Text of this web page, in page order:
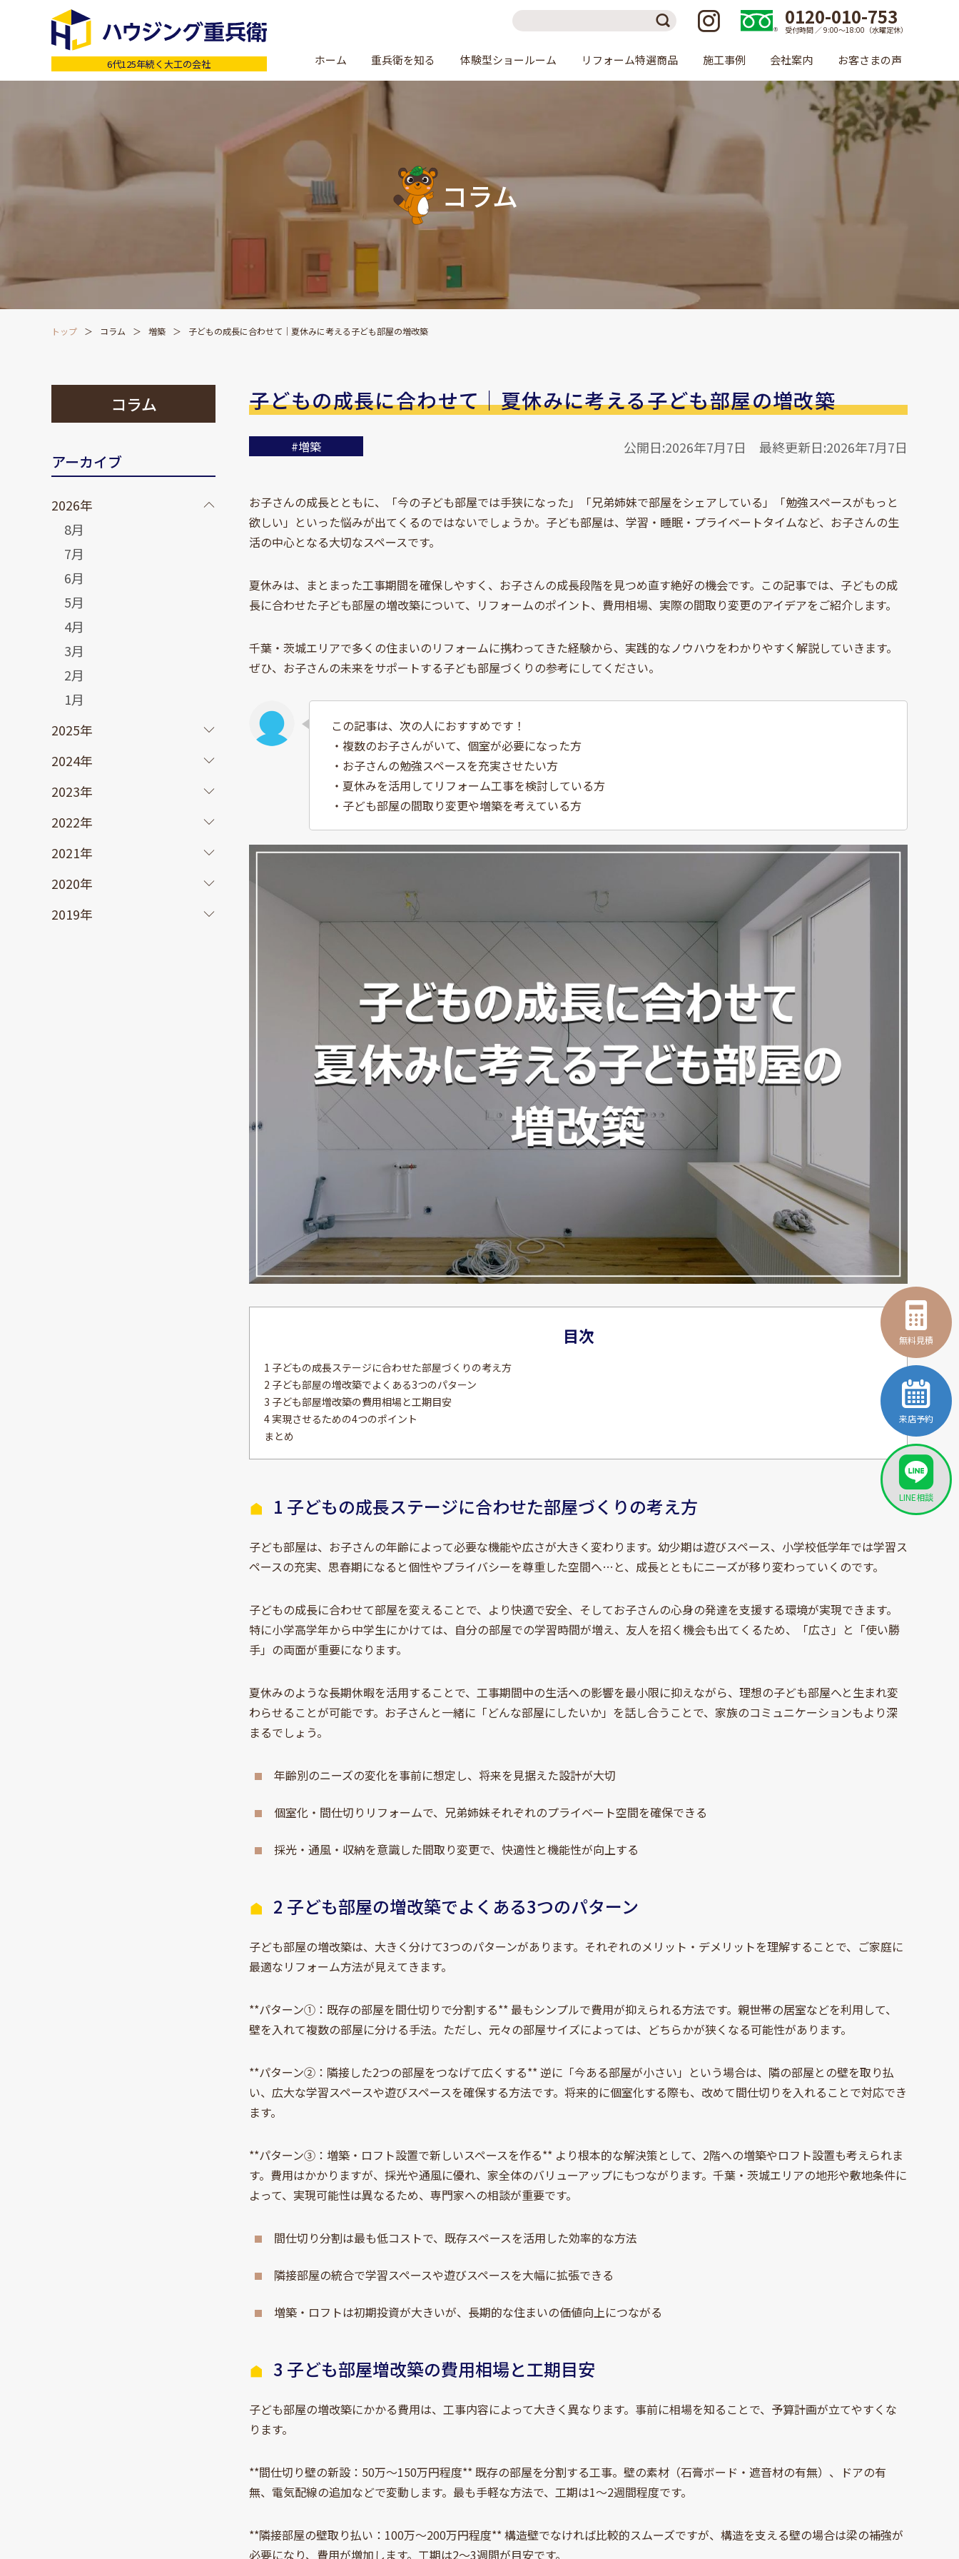
6代125年続く大工の会社
0120-010-753
受付時間 ／ 9:00〜18:00（水曜定休）
ホーム 重兵衛を知る 体験型ショールーム リフォーム特選商品 施工事例 会社案内 お客さまの声
コラム
トップ コラム 増築 子どもの成長に合わせて｜夏休みに考える子ども部屋の増改築
子どもの成長に合わせて｜夏休みに考える子ども部屋の増改築
#増築 公開日:2026年7月7日 最終更新日:2026年7月7日
お子さんの成長とともに、「今の子ども部屋では手狭になった」「兄弟姉妹で部屋をシェアしている」「勉強スペースがもっと
欲しい」といった悩みが出てくるのではないでしょうか。子ども部屋は、学習・睡眠・プライベートタイムなど、お子さんの生
活の中心となる大切なスペースです。
夏休みは、まとまった工事期間を確保しやすく、お子さんの成長段階を見つめ直す絶好の機会です。この記事では、子どもの成
長に合わせた子ども部屋の増改築について、リフォームのポイント、費用相場、実際の間取り変更のアイデアをご紹介します。
千葉・茨城エリアで多くの住まいのリフォームに携わってきた経験から、実践的なノウハウをわかりやすく解説していきます。
ぜひ、お子さんの未来をサポートする子ども部屋づくりの参考にしてください。
この記事は、次の人におすすめです！
・複数のお子さんがいて、個室が必要になった方
・お子さんの勉強スペースを充実させたい方
・夏休みを活用してリフォーム工事を検討している方
・子ども部屋の間取り変更や増築を考えている方
目次
1 子どもの成長ステージに合わせた部屋づくりの考え方
2 子ども部屋の増改築でよくある3つのパターン
3 子ども部屋増改築の費用相場と工期目安
4 実現させるための4つのポイント
まとめ
1 子どもの成長ステージに合わせた部屋づくりの考え方
子ども部屋は、お子さんの年齢によって必要な機能や広さが大きく変わります。幼少期は遊びスペース、小学校低学年では学習ス
ペースの充実、思春期になると個性やプライバシーを尊重した空間へ…と、成長とともにニーズが移り変わっていくのです。
子どもの成長に合わせて部屋を変えることで、より快適で安全、そしてお子さんの心身の発達を支援する環境が実現できます。
特に小学高学年から中学生にかけては、自分の部屋での学習時間が増え、友人を招く機会も出てくるため、「広さ」と「使い勝
手」の両面が重要になります。
夏休みのような長期休暇を活用することで、工事期間中の生活への影響を最小限に抑えながら、理想の子ども部屋へと生まれ変
わらせることが可能です。お子さんと一緒に「どんな部屋にしたいか」を話し合うことで、家族のコミュニケーションもより深
まるでしょう。
年齢別のニーズの変化を事前に想定し、将来を見据えた設計が大切
個室化・間仕切りリフォームで、兄弟姉妹それぞれのプライベート空間を確保できる
採光・通風・収納を意識した間取り変更で、快適性と機能性が向上する
2 子ども部屋の増改築でよくある3つのパターン
子ども部屋の増改築は、大きく分けて3つのパターンがあります。それぞれのメリット・デメリットを理解することで、ご家庭に
最適なリフォーム方法が見えてきます。
**パターン①：既存の部屋を間仕切りで分割する** 最もシンプルで費用が抑えられる方法です。親世帯の居室などを利用して、
壁を入れて複数の部屋に分ける手法。ただし、元々の部屋サイズによっては、どちらかが狭くなる可能性があります。
**パターン②：隣接した2つの部屋をつなげて広くする** 逆に「今ある部屋が小さい」という場合は、隣の部屋との壁を取り払
い、広大な学習スペースや遊びスペースを確保する方法です。将来的に個室化する際も、改めて間仕切りを入れることで対応でき
ます。
**パターン③：増築・ロフト設置で新しいスペースを作る** より根本的な解決策として、2階への増築やロフト設置も考えられま
す。費用はかかりますが、採光や通風に優れ、家全体のバリューアップにもつながります。千葉・茨城エリアの地形や敷地条件に
よって、実現可能性は異なるため、専門家への相談が重要です。
間仕切り分割は最も低コストで、既存スペースを活用した効率的な方法
隣接部屋の統合で学習スペースや遊びスペースを大幅に拡張できる
増築・ロフトは初期投資が大きいが、長期的な住まいの価値向上につながる
3 子ども部屋増改築の費用相場と工期目安
子ども部屋の増改築にかかる費用は、工事内容によって大きく異なります。事前に相場を知ることで、予算計画が立てやすくな
ります。
**間仕切り壁の新設：50万～150万円程度** 既存の部屋を分割する工事。壁の素材（石膏ボード・遮音材の有無）、ドアの有
無、電気配線の追加などで変動します。最も手軽な方法で、工期は1～2週間程度です。
**隣接部屋の壁取り払い：100万～200万円程度** 構造壁でなければ比較的スムーズですが、構造を支える壁の場合は梁の補強が
必要になり、費用が増加します。工期は2～3週間が目安です。
コラム
アーカイブ
2026年
8月
7月
6月
5月
4月
3月
2月
1月
2025年
2024年
2023年
2022年
2021年
2020年
2019年
無料見積
来店予約
LINE相談